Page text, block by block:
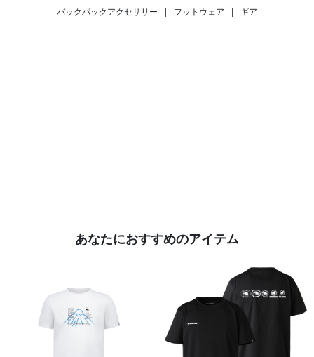
バックパックアクセサリー
| フットウェア | ギア
あなたにおすすめのアイテム